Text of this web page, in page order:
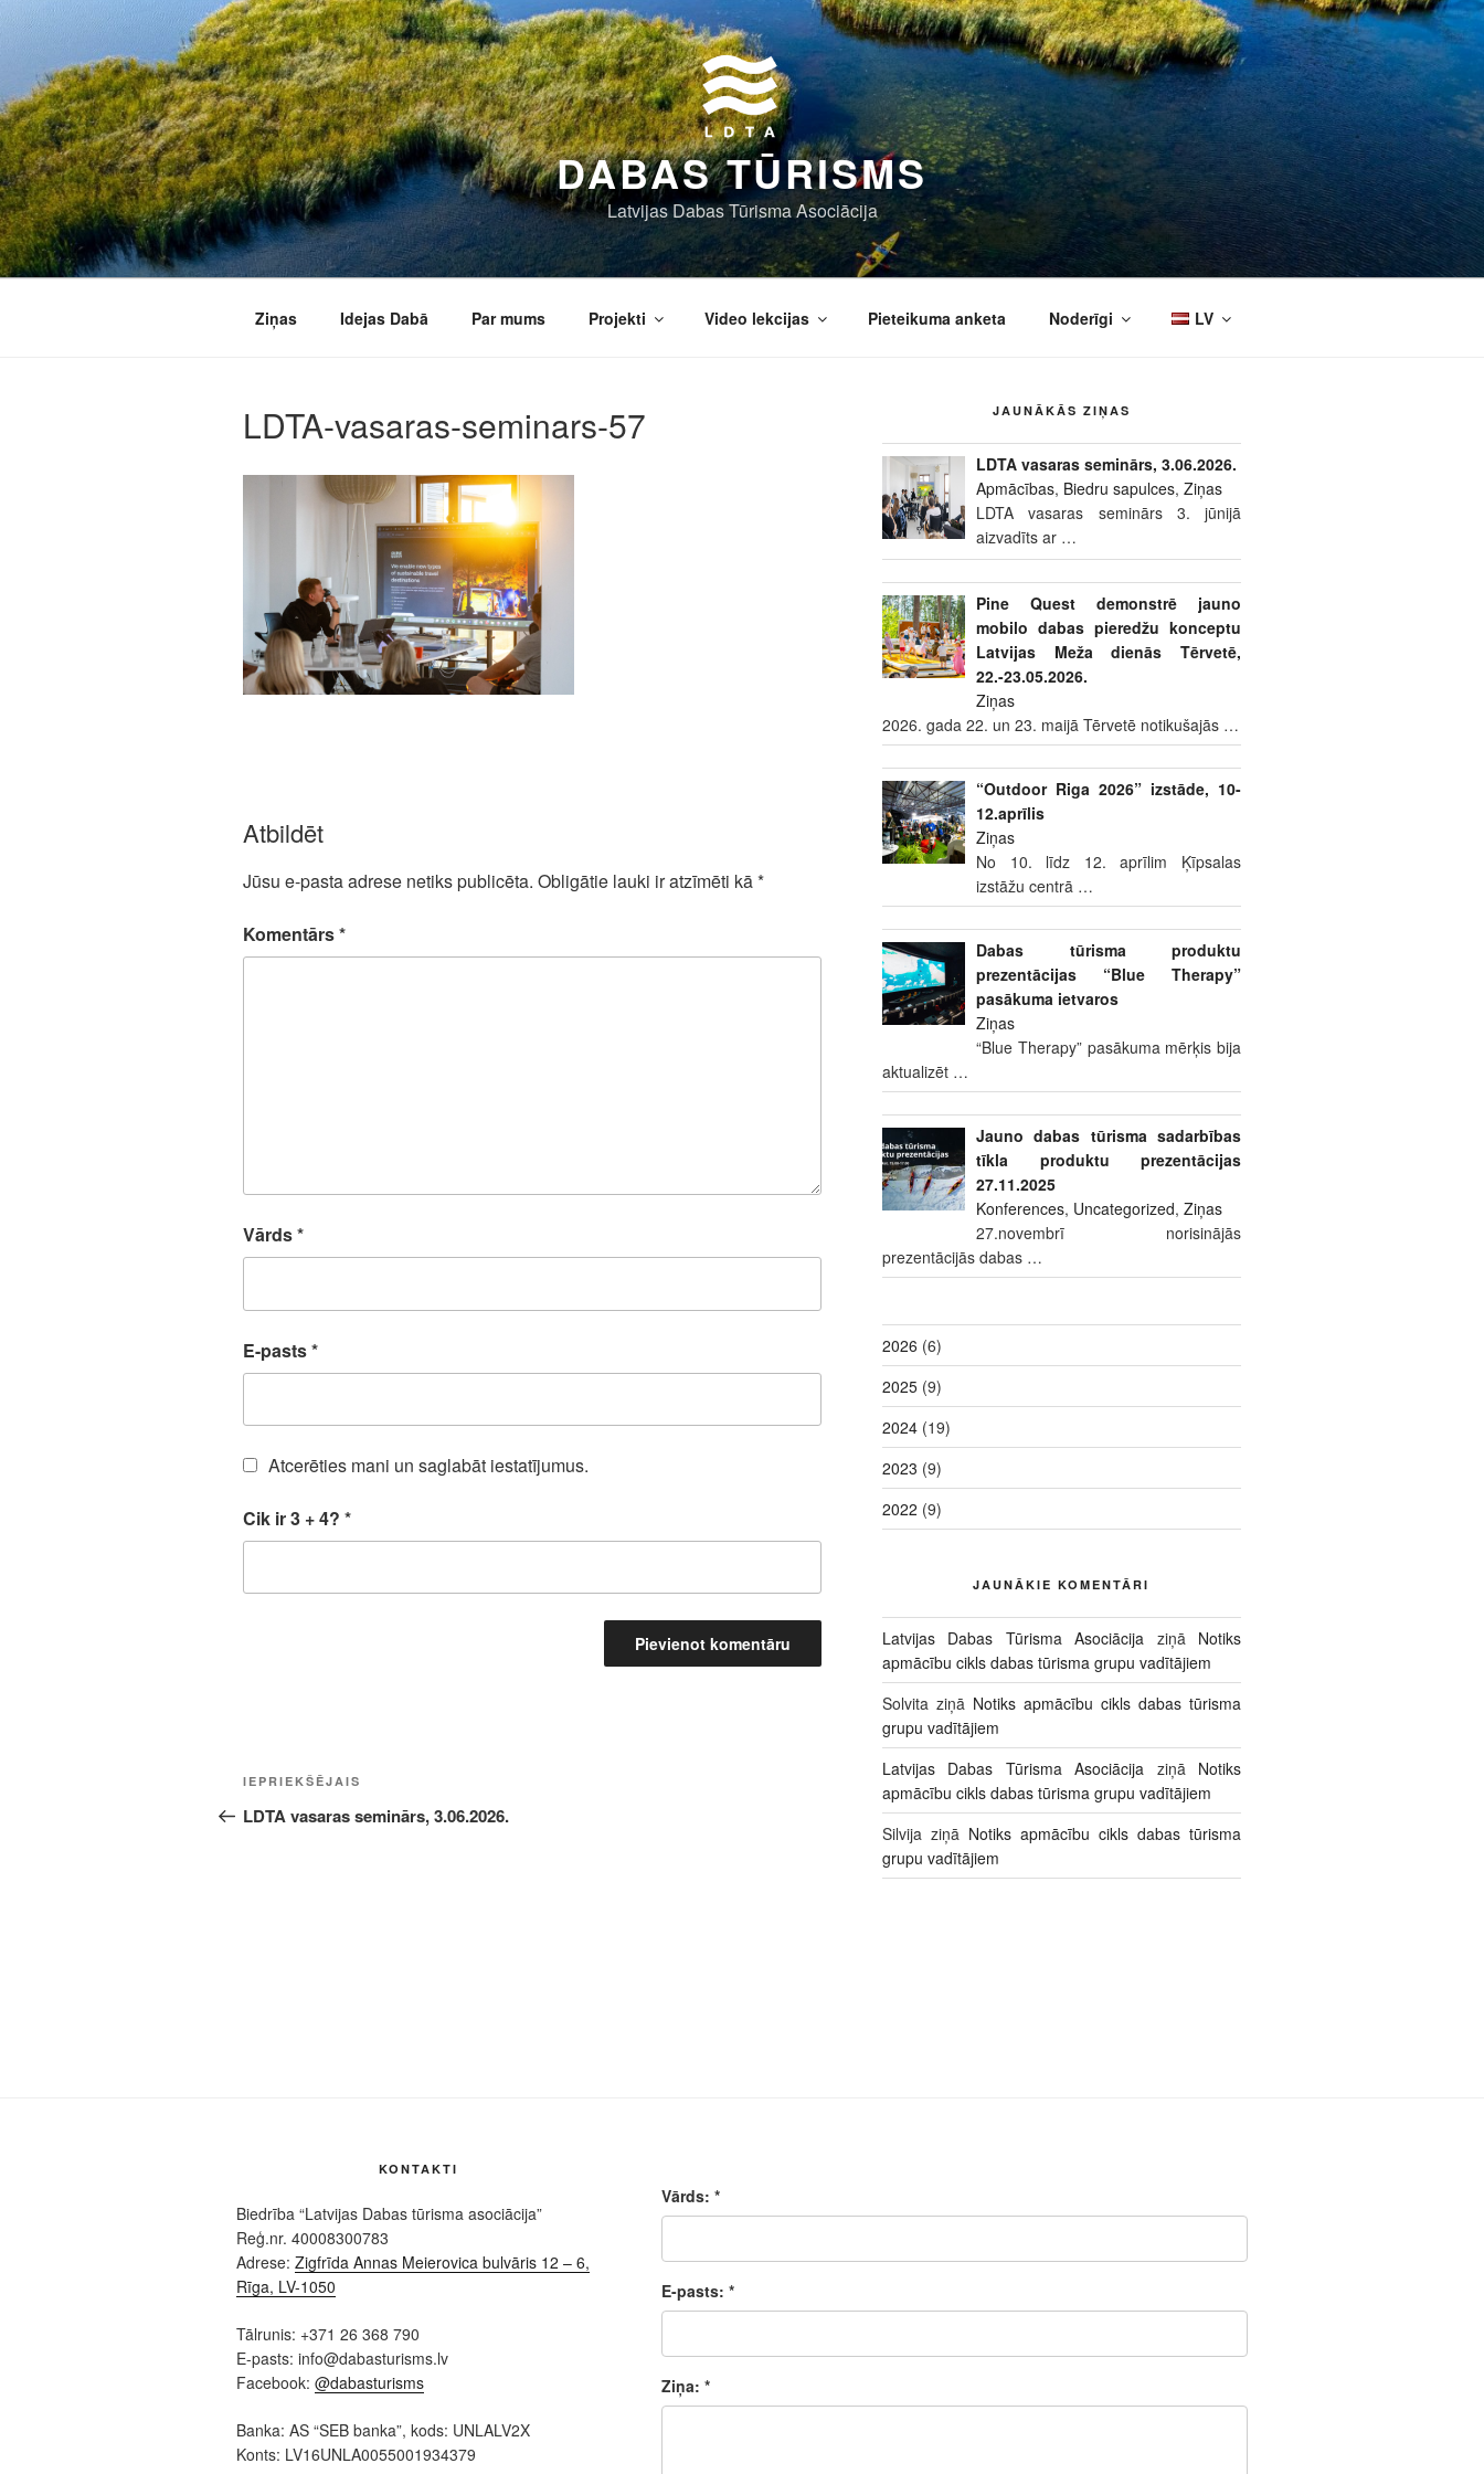
Doties
DABAS TŪRISMS
Latvijas Dabas Tūrisma Asociācija
Ziņas Idejas Dabā Par mums Projekti Video lekcijas Pieteikuma anketa Noderīgi LV
LDTA-vasaras-seminars-57
Atbildēt
Jūsu e-pasta adrese netiks publicēta. Obligātie lauki ir atzīmēti kā*
Komentārs*
Vārds*
E-pasts*
Atcerēties mani un saglabāt iestatījumus.
Cik ir 3 + 4? *
Ziņu
izvēlne
Iepriekšējā
ziņa:
IEPRIEKŠĒJAIS
LDTA vasaras seminārs, 3.06.2026.
JAUNĀKĀS ZIŅAS
LDTA vasaras seminārs, 3.06.2026.
Apmācības, Biedru sapulces,Ziņas
LDTA vasaras seminārs 3. jūnijā
aizvadīts ar …
Pine Quest demonstrē jauno
mobilo dabas pieredžu konceptu
Latvijas Meža dienās Tērvetē,
22.-23.05.2026.
Ziņas
2026. gada 22. un 23. maijā Tērvetē notikušajās …
“Outdoor Riga 2026” izstāde, 10-
12.aprīlis
Ziņas
No 10. līdz 12. aprīlim Ķīpsalas
izstāžu centrā …
Dabas tūrisma produktu
prezentācijas “Blue Therapy”
pasākuma ietvaros
Ziņas
“Blue Therapy” pasākuma mērķis bija
aktualizēt …
Jauno dabas tūrisma sadarbības
tīkla produktu prezentācijas
27.11.2025
Konferences, Uncategorized,Ziņas
27.novembrī norisinājās
prezentācijās dabas …
2026 (6)
2025(9)
2024(19)
2023 (9)
2022 (9)
JAUNĀKIE KOMENTĀRI
Latvijas Dabas Tūrisma Asociācija ziņā Notiks
apmācību cikls dabas tūrisma grupu vadītājiem
Solvita ziņā Notiks apmācību cikls dabas tūrisma
grupu vadītājiem
Latvijas Dabas Tūrisma Asociācija ziņā Notiks
apmācību cikls dabas tūrisma grupu vadītājiem
Silvija ziņā Notiks apmācību cikls dabas tūrisma
grupu vadītājiem
KONTAKTI
Biedrība “Latvijas Dabas tūrisma asociācija”
Reģ.nr. 40008300783
Adrese: Zigfrīda Annas Meierovica bulvāris 12 – 6,
Rīga, LV-1050
Tālrunis: +371 26 368 790
E-pasts: info@dabasturisms.lv
Facebook: @dabasturisms
Banka: AS “SEB banka”, kods: UNLALV2X
Konts: LV16UNLA0055001934379
Vārds: *
E-pasts: *
Ziņa: *